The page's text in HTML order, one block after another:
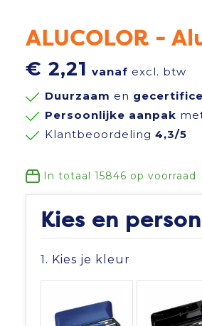
ALUCOLOR -
€ 2,21 vanaf excl. btw
Duurzaam en
Persoonlijke aanpak
Klantbeoordeling 4,3/5
In totaal 15846 op voorraad
Kies en
1. Kies je kleur